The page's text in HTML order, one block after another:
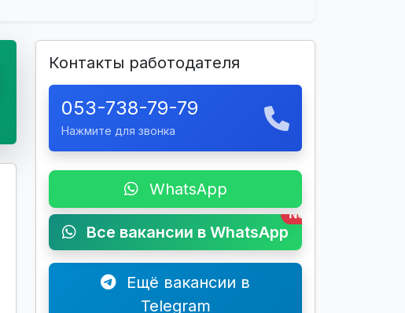
Контакты работодателя
053-738-79-79
Нажмите для звонка
WhatsApp
Все вакансии в WhatsApp
New
Ещё вакансии в
Telegram